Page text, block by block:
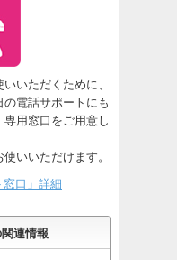
いただくために、
電話サポートにも
用窓口をご用意し
いいただけます。
窓口」詳細
連情報